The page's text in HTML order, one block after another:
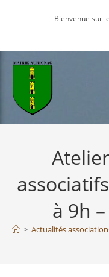
Bienvenue sur
à 9h
> Actualités